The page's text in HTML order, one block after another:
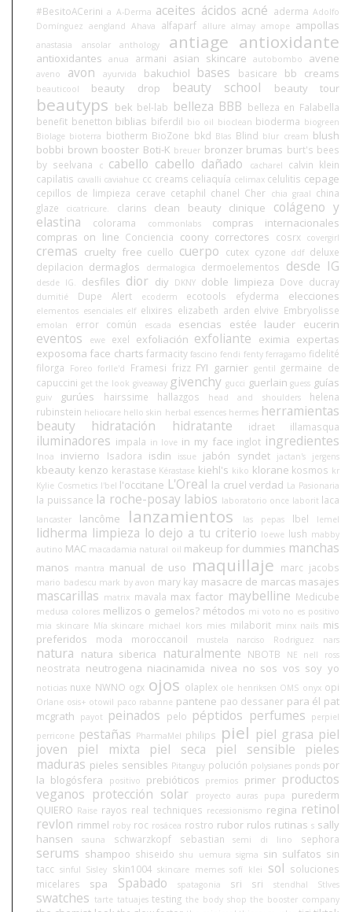
#BesitoACerini a A-Derma aceites ácidos acné aderma Adolfo
Domínguez aengland Ahava alfaparf allure almay amope ampollas
anastasia ansolar anthology antiage antioxidante
antioxidantes anua armani asian skincare autobombo avene
aveno avon ayurvida bakuchiol bases basicare bb creams
beauticool beauty drop beauty school beauty tour
beautyps bek bel-lab belleza BBB belleza en Falabella
benefit benetton biblias biferdil bio oil bioclean bioderma biogreen
Biolage bioterra biotherm BioZone bkd Blas Blind blur cream blush
bobbi brown booster Boti-K breuer bronzer brumas burt's bees
by seelvana
c cabello cabello dañado cacharel
calvin klein
capilatis cavalli caviahue cc creams celiaquía celimax celulitis cepage
cepillos de limpieza cerave cetaphil chanel Cher chia graal china
glaze
cicatricure. clarins clean beauty clinique
colágeno y
elastina
colorama commonlabs
compras internacionales
compras on line Conciencia coony correctores cosrx covergirl
cremas cruelty free cuello cuerpo cutex cyzone ddf deluxe
depilacion dermaglos dermalogica dermoelementos desde IG
desde IG. desfiles dior diy DKNY doble limpieza Dove ducray
dumitié Dupe Alert ecoderm ecotools efyderma elecciones
elementos esenciales elf elixires elizabeth arden elvive Embryolisse
emolan error común escada esencias estée lauder eucerin
eventos ewe exel exfoliación exfoliante eximia expertas
exposoma face charts farmacity fascino fendi fenty ferragamo fidelité
filorga
Foreo forlle'd Framesi frizz FYI garnier gentil germaine de
capuccini get the look giveaway givenchy gucci guerlain guess guías
guiv gurúes hairssime hallazgos head and shoulders
helena
rubinstein heliocare hello skin herbal essences hermes herramientas
beauty
hidratación hidratante idraet illamasqua
iluminadores impala in love in my face inglot ingredientes
Inoa invierno Isadora isdin issue jabón syndet jactan's jergens
kbeauty kenzo kerastase Kérastase kiehl's kiko klorane kosmos kr
Kylie Cosmetics l'bel l'occitane L'Oreal la cruel verdad La Pasionaria
la puissance la roche-posay labios laboratorio once laborit laca
lancaster lancôme lanzamientos las pepas lbel lemel
lidherma limpieza lo dejo a tu criterio loewe lush mabby
autino MAC macadamia natural oil makeup for dummies manchas
manos mantra manual de uso maquillaje marc jacobs
mario badescu mark by avon mary kay masacre de marcas masajes
mascarillas matrix mavala max factor maybelline Medicube
medusa colores mellizos o gemelos? métodos mi voto no es positivo
mia skincare Mía skincare michael kors mies milaborit minx nails mis
preferidos
moda moroccanoil mustela narciso Rodriguez nars
natura natura siberica naturalmente NBOTB NE nell ross
neostrata neutrogena niacinamida nivea no sos vos soy yo
noticias nuxe NWNO ogx ojos olaplex ole henriksen OMS onyx opi
Orlane osis+ otowil paco rabanne pantene pao dessaner para él pat
mcgrath
payot peinados pelo péptidos perfumes
perpiel
perricone pestañas PharmaMel philips piel piel grasa piel
joven
piel mixta piel seca piel sensible
pieles
maduras pieles sensibles Pitanguy polución polysianes ponds por
la blogósfera
positivo prebióticos premios primer productos
veganos protección solar proyecto auras pupa
purederm
QUIERO Raise rayos real techniques recessionismo regina retinol
revlon rimmel roby roc rosácea rostro rubor rulos rutinas s sally
hansen
sauna schwarzkopf sebastian semi di lino sephora
serums shampoo shiseido shu uemura sigma sin sulfatos sin
tacc sinful Sisley skin1004 skincare memes sofí klei sol soluciones
micelares
spa Spabado spatagonia sri sri stendhal StIves
swatches tarte tatuajes testing the body shop the booster company